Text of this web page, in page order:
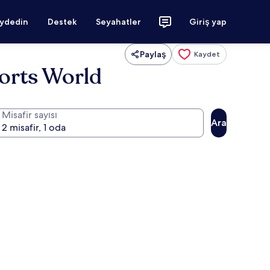
Destek Seyahatler Giriş yap
Paylaş Kaydet
World
Misafir sayısı
Ara